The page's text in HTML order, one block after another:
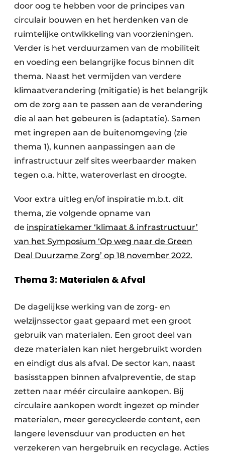
door oog te hebben voor de principes van
circulair bouwen en het herdenken van de
ruimtelijke ontwikkeling van voorzieningen.
Verder is het verduurzamen van de mobiliteit
en voeding een belangrijke focus binnen dit
thema. Naast het vermijden van verdere
klimaatverandering (mitigatie) is het belangrijk
om de zorg aan te passen aan de verandering
die al aan het gebeuren is (adaptatie). Samen
met ingrepen aan de buitenomgeving (zie
thema 1), kunnen aanpassingen aan de
infrastructuur zelf sites weerbaarder maken
tegen o.a. hitte, wateroverlast en droogte.
Voor extra uitleg en/of inspiratie m.b.t. dit
thema, zie volgende opname van
de inspiratiekamer ‘klimaat & infrastructuur’
van het Symposium ‘Op weg naar de Green
Deal Duurzame Zorg’ op 18 november 2022.
Thema 3: Materialen & Afval
De dagelijkse werking van de zorg- en
welzijnssector gaat gepaard met een groot
gebruik van materialen. Een groot deel van
deze materialen kan niet hergebruikt worden
en eindigt dus als afval. De sector kan, naast
basisstappen binnen afvalpreventie, de stap
zetten naar méér circulaire aankopen. Bij
circulaire aankopen wordt ingezet op minder
materialen, meer gerecycleerde content, een
langere levensduur van producten en het
verzekeren van hergebruik en recyclage. Acties